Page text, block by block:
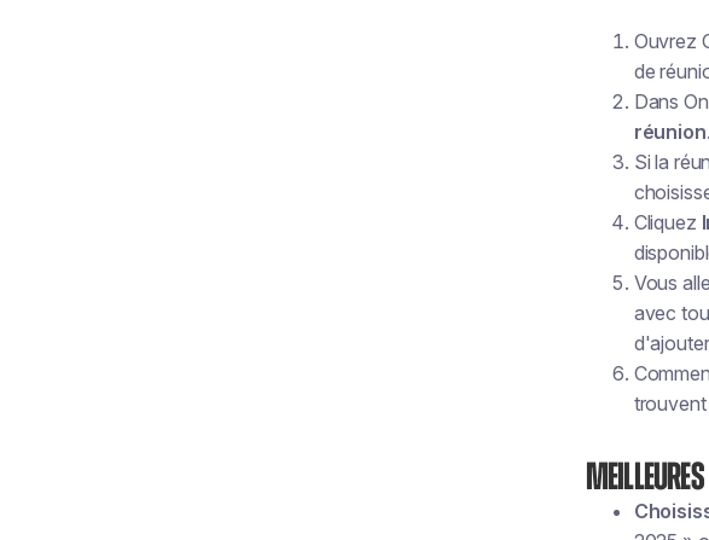
Ouvrez
de
Dans
réunion.
Si la
Cliquez
Vous
avec
trouvent